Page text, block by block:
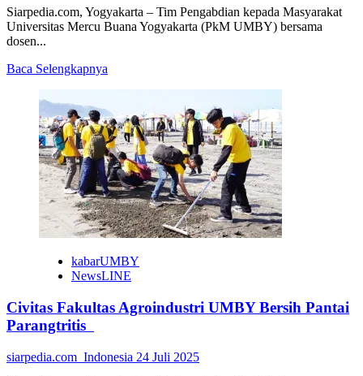
Siarpedia.com, Yogyakarta – Tim Pengabdian kepada Masyarakat
Universitas Mercu Buana Yogyakarta (PkM UMBY) bersama
dosen...
Baca Selengkapnya
UMBY
Gandeng
Sido
Resik,
Studi
Banding
ke
TPS3R
Go-
kabarUMBY
NewsLINE
Civitas Fakultas Agroindustri UMBY Bersih Pantai
Parangtritis
siarpedia.com_Indonesia 24 Juli 2025